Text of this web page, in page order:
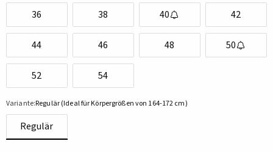
36 38 40 42
44 46 48 50
52 54
Variante:Regulär (Ideal für Körpergrößen von 164-172 cm)
Regulär